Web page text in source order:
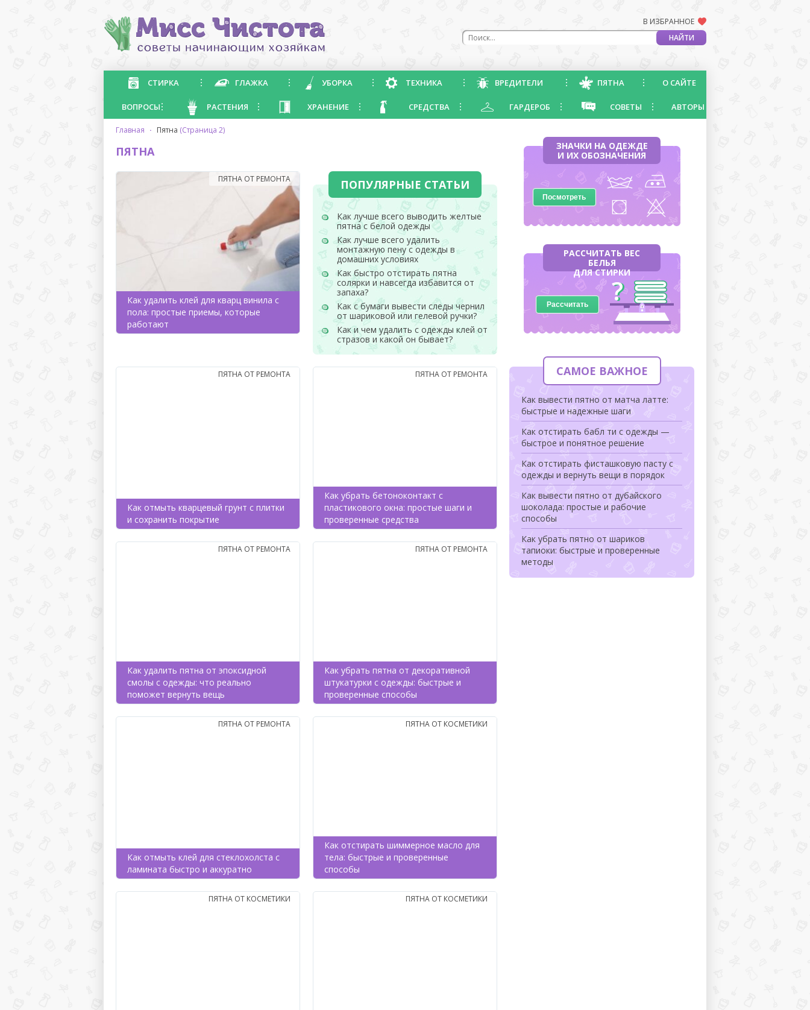
В ИЗБРАННОЕ
СТИРКА ГЛАЖКА УБОРКА ТЕХНИКА ВРЕДИТЕЛИ ПЯТНА О САЙТЕ
ВОПРОСЫ РАСТЕНИЯ ХРАНЕНИЕ СРЕДСТВА ГАРДЕРОБ СОВЕТЫ АВТОРЫ
главная · пятна (Страница 2)
ПЯТНА
ПОПУЛЯРНЫЕ СТАТЬИ
Как лучше всего выводить желтые
пятна с белой одежды
Как лучше всего удалить
монтажную пену с одежды в
домашних условиях
Как быстро отстирать пятна
солярки и навсегда избавится от
запаха?
Как с бумаги вывести следы чернил
от шариковой или гелевой ручки?
Как и чем удалить с одежды клей от
стразов и какой он бывает?
Как удалить клей для кварц винила с
пола: простые приемы, которые
работают
ПЯТНА ОТ РЕМОНТА
Как отмыть кварцевый грунт с плитки
и сохранить покрытие
ПЯТНА ОТ РЕМОНТА
Как убрать бетоноконтакт с
пластикового окна: простые шаги и
проверенные средства
ПЯТНА ОТ РЕМОНТА
Как удалить пятна от эпоксидной
смолы с одежды: что реально
поможет вернуть вещь
ПЯТНА ОТ РЕМОНТА
Как убрать пятна от декоративной
штукатурки с одежды: быстрые и
проверенные способы
ПЯТНА ОТ РЕМОНТА
Как отмыть клей для стеклохолста с
ламината быстро и аккуратно
ПЯТНА ОТ РЕМОНТА
Как отстирать шиммерное масло для
тела: быстрые и проверенные
способы
ПЯТНА ОТ КОСМЕТИКИ
ПЯТНА ОТ КОСМЕТИКИ ПЯТНА ОТ КОСМЕТИКИ
ЗНАЧКИ НА ОДЕЖДЕ
И ИХ ОБОЗНАЧЕНИЯ
Посмотреть
РАССЧИТАТЬ ВЕС
БЕЛЬЯ
ДЛЯ СТИРКИ
Рассчитать
САМОЕ ВАЖНОЕ
Как вывести пятно от матча латте:
быстрые и надежные шаги
Как отстирать бабл ти с одежды —
быстрое и понятное решение
Как отстирать фисташковую пасту с
одежды и вернуть вещи в порядок
Как вывести пятно от дубайского
шоколада: простые и рабочие
способы
Как убрать пятно от шариков
тапиоки: быстрые и проверенные
методы